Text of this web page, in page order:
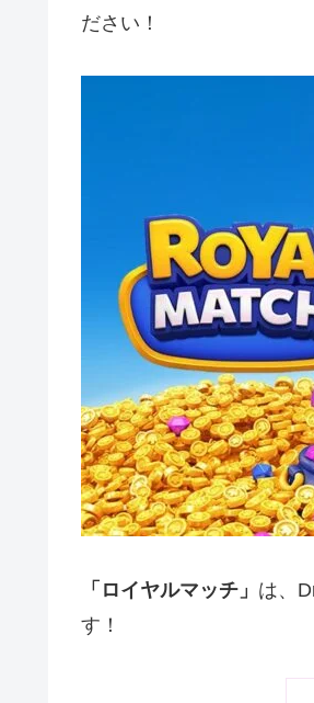
ださい！
「ロイヤルマッチ」 は、
す！